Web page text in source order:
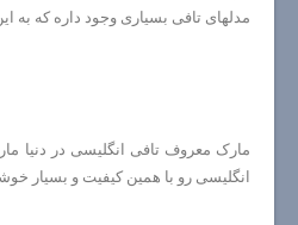
مدلهای تافی بسیاری وجود داره که به
مارک معروف تافی انگلیسی در دنیا
انگلیسی رو با همین کیفیت و بسیار